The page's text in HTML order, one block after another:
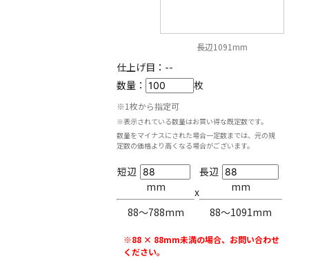
長辺1091mm
仕上げ目： --
数量：
枚
※1枚から指定可
※表示されている数量はお買い得な既定数です。
数量をマイナスにされた場合一定数までは、元の規
定数の価格より高くなる場合がございます。
短辺
mm
88〜788mm
x
長辺
mm
88〜1091mm
※88 × 88mm未満の場合、お問い合わせ
ください。